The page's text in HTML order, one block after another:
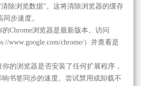
除浏览数据”。这将清除浏览器的缓存
同步速度。
Chrome浏览器是最新版本。访问
www.google.com/chrome/）并查看是
的浏览器是否安装了任何扩展程序，
书签同步的速度。尝试禁用或卸载不